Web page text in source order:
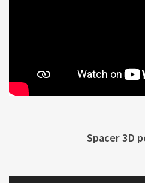
Spacer 3D